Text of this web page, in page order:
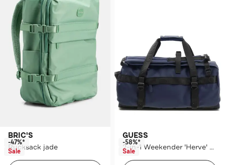
BRIC'S
Rucksack jade
-47%*
Sale
GUESS
2-in-1 Weekender 'Herve' dunkelblau
-58%*
Sale